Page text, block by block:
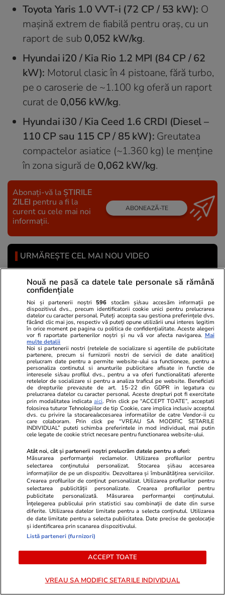
Toyota Yaris 1.0 VVT-i (72 CP / 53 kW): O
mașină extrem de fiabilă pentru oraș, cu un
raport de sub 0,052 kW/kg.
Hyundai i20 / Kia Rio 1.2 MPI (84 CP / 62
kW): Motorul clasic în 4 pistoane, fără turbo,
pe o caroserie de ~1.100 kg oferă un raport
curat de 0,056 kW/kg.
Hyundai i30 / Kia Ceed 1.6 CRDI (Diesel –
110 CP sau 115 CP / 85 kW): Greutatea
compactelor asiatice (~1.360 kg) le menține
în zona sigură de 0,062 kW/kg.
Abonați-vă la ȘTIRILE
ZILEI pentru a fi la
curent cu cele mai noi
informații.
ABONEAZĂ-TE
URMĂREȘTE CEL MAI NOU VIDEO
Dansatorii Rareș Cojoc și Andreea Matei
sfidează statisticile și provoacă istoria. Au
câștigat la Nanjing și al doilea Grand Slam al
sezonului, după Blackpool, după ce vineri și-au
apărat titlul mondial
Share 6 comentarii
Abonați-vă la canalul Libertatea de WhatsApp pentru
a fi la curent cu ultimele informații
Camera deputatilor Codul Rutier
Stiri Auto
Nouă ne pasă ca datele tale personale să rămână
confidențiale
Noi și partenerii noștri 596 stocăm și/sau accesăm informații pe
dispozitivul dvs., precum identificatorii cookie unici pentru prelucrarea
datelor cu caracter personal. Puteți accepta sau gestiona preferințele dvs.
făcând clic mai jos, respectiv vă puteți opune utilizării unui interes legitim
în orice moment pe pagina cu politica de confidențialitate. Aceste alegeri
vor fi raportate partenerilor noștri și nu vă vor afecta navigarea. Mai
multe detalii
Noi si partenerii nostri (retelele de socializare si agentiile de publicitate
partenere, precum si furnizorii nostri de servicii de date analitice)
prelucram date pentru a permite website-ului sa functioneze, pentru a
personaliza continutul si anunturile publicitare afisate in functie de
interesele si/sau profilul dvs., pentru a va oferi functionalitati aferente
retelelor de socializare si pentru a analiza traficul pe website. Beneficiati
de drepturile prevazute de art. 15-22 din GDPR in legatura cu
prelucrarea datelor cu caracter personal. Aceste drepturi pot fi exercitate
prin modalitatea indicataaici. Prin click pe “ACCEPT TOATE”, acceptati
folosirea tuturor Tehnologiilor de tip Cookie, care implica inclusiv acceptul
dvs. cu privire la stocarea/accesarea informatiilor de catre Vendor-ii cu
care colaboram. Prin click pe “VREAU SA MODIFIC SETARILE
INDIVIDUAL” puteti schimba preferintele in mod individual, mai putin
cele legate de cookie strict necesare pentru functionarea website-ului.
Atât noi, cât și partenerii noștri prelucrăm datele pentru a oferi:
Măsurarea performanței reclamelor. Utilizarea profilurilor pentru
selectarea conținutului personalizat. Stocarea și/sau accesarea
informațiilor de pe un dispozitiv. Dezvoltarea și îmbunătățirea serviciilor.
Crearea profilurilor de conținut personalizat. Utilizarea profilurilor pentru
selectarea publicității personalizate. Crearea profilurilor pentru
publicitate personalizată. Măsurarea performanței conținutului.
Înțelegerea publicului prin statistici sau combinații de date din surse
diferite. Utilizarea datelor limitate pentru a selecta conținutul. Utilizarea
de date limitate pentru a selecta publicitatea. Date precise de geolocație
și identificarea prin scanarea dispozitivului.
Listă parteneri (furnizori)
ACCEPT TOATE
VREAU SA MODIFIC SETARILE INDIVIDUAL